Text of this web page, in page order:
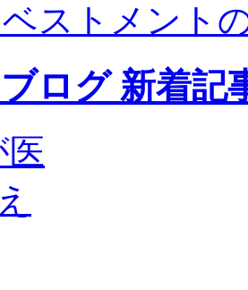
ストメント
ログ 新着記